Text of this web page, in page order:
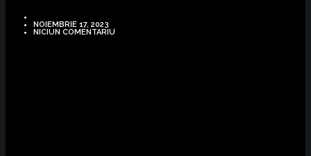
NOIEMBRIE 17, 2023
NICIUN COMENTARIU